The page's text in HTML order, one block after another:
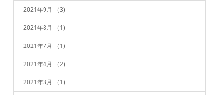
2021年9月 （3)
2021年8月 （1)
2021年7月 （1)
2021年4月 （2)
2021年3月 （1)